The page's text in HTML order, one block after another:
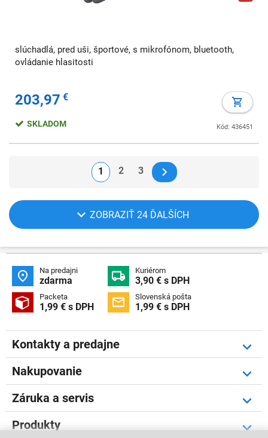
slúchadlá, pred uši, športové, s mikrofónom, bluetooth,
ovládanie hlasitosti
203,97 €
Kód: 436451
SKLADOM
1 2 3
ZOBRAZIŤ 24 ĎALŠÍCH
 Na predajni
zdarma  Kuriérom
3,90 € s DPH
 Packeta
1,99 € s DPH  Slovenská pošta
1,99 € s DPH
Kontakty a predajne
Nakupovanie
Záruka a servis
Produkty